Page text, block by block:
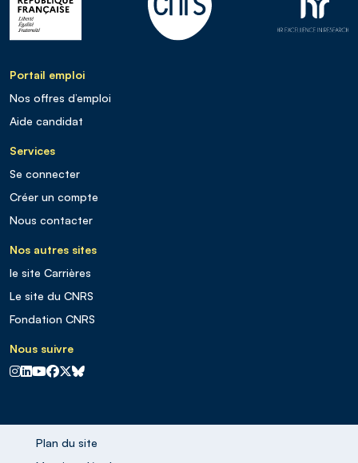
Portail emploi
Nos offres d’emploi
Aide candidat
Services
Se connecter
Créer un compte
Nous contacter
Nos autres sites
le site Carrières
Le site du CNRS
Fondation CNRS
Nous suivre
CNRS sur Instagram
CNRS sur Linkedin
CNRS sur Youtube
CNRS sur Facebook
CNRS sur X
CNRS sur Blus sky
Plan du site